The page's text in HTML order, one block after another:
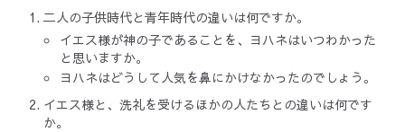
二人の子供時代と青年時代の違いは何ですか。
イエス様が神の子であることを、ヨハネはいつわかった
と思いますか。
ヨハネはどうして人気を鼻にかけなかったのでしょう。
イエス様と、洗礼を受けるほかの人たちとの違いは何です
か。